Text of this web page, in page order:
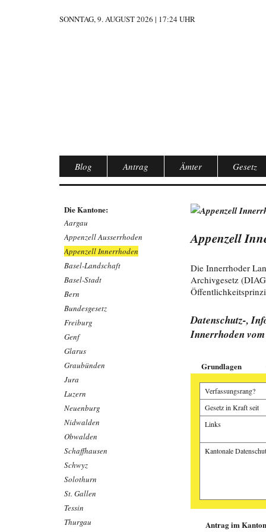
SONNTAG, 9. AUGUST 2026 | 17:24 UHR
Blog Antrag Ämter Gesetz
Die Kantone:
Aargau
Appenzell Ausserrhoden
Appenzell Innerrhoden
Basel-Landschaft
Basel-Stadt
Bern
Bundesgesetz
Freiburg
Genf
Glarus
Graubünden
Jura
Luzern
Neuenburg
Nidwalden
Obwalden
Schaffhausen
Schwyz
Solothurn
St. Gallen
Tessin
Thurgau
Appenzell
Die Innerrhoder
Archivgesetz
Datenschutz-,
Innerrhoden
Grundlagen
Verfassungsrang?
Gesetz in Kraft seit
Links
Kantonale
Antrag im
Alte Fälle
Wenn die
Sandro Büchler,